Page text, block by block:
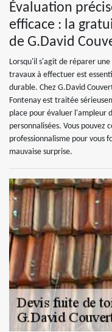
Évaluation
efficace : la
de G.David
Lorsqu'il s'agit de réparer
travaux à effectuer est
durable. Chez G.David
Fontenay est traitée
place pour évaluer l'ampleur
personnalisées. Vous
professionnalisme pour vous
mauvaise surprise.